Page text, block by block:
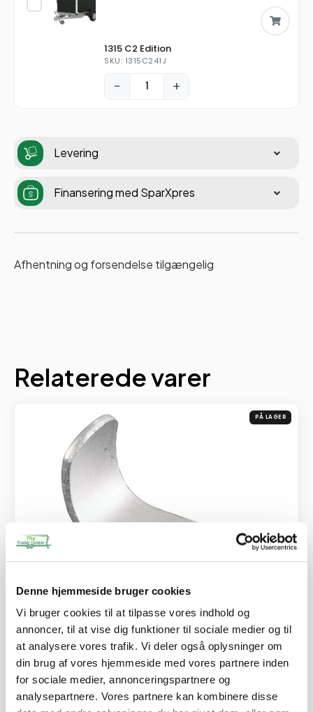
Denne hjemmeside bruger cookies
Vi bruger cookies til at tilpasse vores indhold og
annoncer, til at vise dig funktioner til sociale medier og til
at analysere vores trafik. Vi deler også oplysninger om
din brug af vores hjemmeside med vores partnere inden
for sociale medier, annonceringspartnere og
analysepartnere. Vores partnere kan kombinere disse
1315 C2 Edition
SKU: 1315C241J
− +
Levering
Finansering med SparXpres
Afhentning og forsendelse tilgængelig
Relaterede varer
PÅ LAGER
SKU: 40042
Surringskrog udvendig
21,50kr.
kr. ekskl. moms
Afhentning og forsendelse